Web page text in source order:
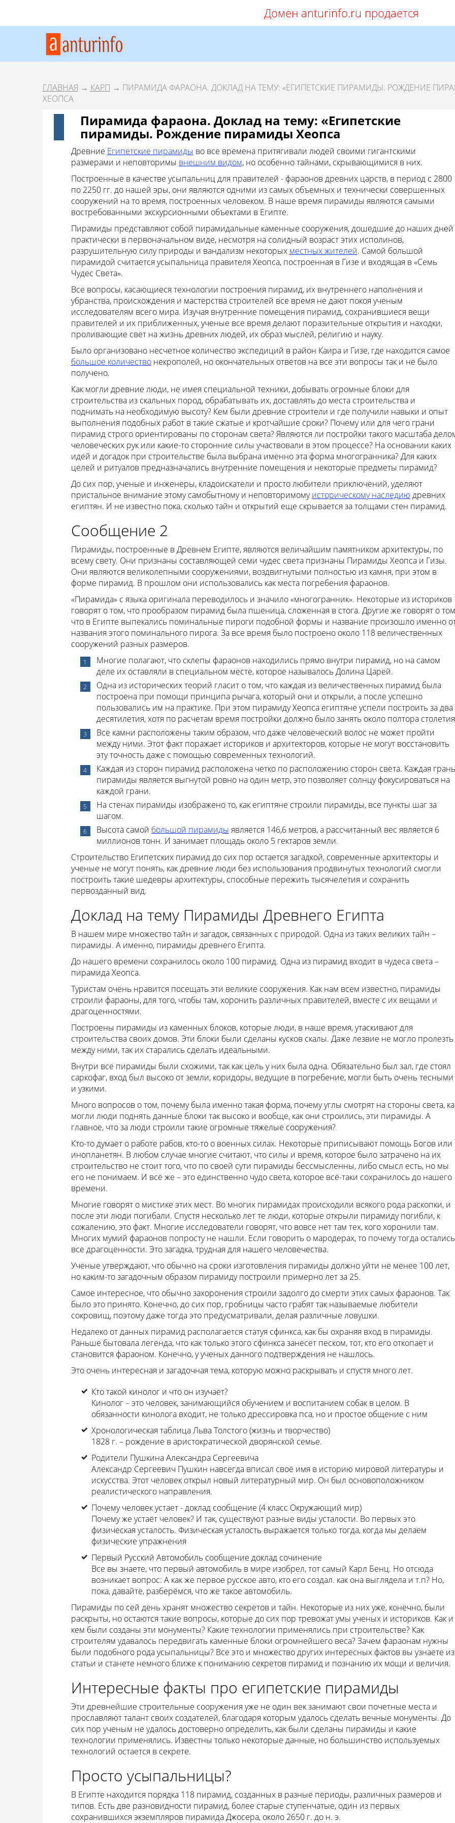
Домен anturinfo.ru продается
ГЛАВНАЯ → КАРП → ПИРАМИДА ФАРАОНА. ДОКЛАД НА ТЕМУ: «ЕГИПЕТСКИЕ ПИРАМИДЫ. РОЖДЕНИЕ
ХЕОПСА
Пирамида фараона. Доклад на тему: «Египетские
пирамиды. Рождение пирамиды Хеопса
Древние Египетские пирамиды во все времена притягивали людей своими гигантскими
размерами и неповторимы внешним видом, но особенно тайнами, скрывающимися в них.
Построенные в качестве усыпальниц для правителей - фараонов древних царств, в период с 2800
по 2250 гг. до нашей эры, они являются одними из самых объемных и технически совершенных
сооружений на то время, построенных человеком. В наше время пирамиды являются самыми
востребованными экскурсионными объектами в Египте.
Пирамиды представляют собой пирамидальные каменные сооружения, дошедшие до наших дней
практически в первоначальном виде, несмотря на солидный возраст этих исполинов,
разрушительную силу природы и вандализм некоторых местных жителей. Самой большой
пирамидой считается усыпальница правителя Хеопса, построенная в Гизе и входящая в «Семь
Чудес Света».
Все вопросы, касающиеся технологии построения пирамид, их внутреннего наполнения и
убранства, происхождения и мастерства строителей все время не дают покоя ученым
исследователям всего мира. Изучая внутренние помещения пирамид, сохранившиеся вещи
правителей и их приближенных, ученые все время делают поразительные открытия и находки,
проливающие свет на жизнь древних людей, их образ мыслей, религию и науку.
Было организовано несчетное количество экспедиций в район Каира и Гизе, где находится самое
большое количествонекрополей, но окончательных ответов на все эти вопросы так и не было
получено.
Как могли древние люди, не имея специальной техники, добывать огромные блоки для
строительства из скальных пород, обрабатывать их, доставлять до места строительства и
поднимать на необходимую высоту? Кем были древние строители и где получили навыки и опыт
выполнения подобных работ в такие сжатые и кротчайшие сроки? Почему или для чего грани
пирамид строго ориентированы по сторонам света? Являются ли постройки такого масштаба
человеческих рук или какие-то сторонние силы участвовали в этом процессе? На основании каких
идей и догадок при строительстве была выбрана именно эта форма многогранника? Для каких
целей и ритуалов предназначались внутренние помещения и некоторые предметы пирамид?
До сих пор, ученые и инженеры, кладоискатели и просто любители приключений, уделяют
пристальное внимание этому самобытному и неповторимомуисторическому наследию древних
египтян. И не известно пока, сколько тайн и открытий еще скрывается за толщами стен пирамид.
Сообщение 2
Пирамиды, построенные в Древнем Египте, являются величайшим памятником архитектуры, по
всему свету. Они признаны составляющей семи чудес света признаны Пирамиды Хеопса и Гизы.
Они являются великолепными сооружениями, воздвигнутыми полностью из камня, при этом в
форме пирамид. В прошлом они использовались как места погребения фараонов.
«Пирамида» с языка оригинала переводилось и значило «многогранник». Некоторые из историков
говорят о том, что прообразом пирамид была пшеница, сложенная в стога. Другие же говорят о
что в Египте выпекались поминальные пироги подобной формы и название произошло именно
названия этого поминального пирога. За все время было построено около 118 величественных
сооружений разных размеров.
Многие полагают, что склепы фараонов находились прямо внутри пирамид, но на самом
деле их оставляли в специальном месте, которое называлось Долина Царей.
Одна из исторических теорий гласит о том, что каждая из величественных пирамид была
построена при помощи принципа рычага, который они и открыли, а после успешно
пользовались им на практике. При этом пирамиду Хеопса египтяне успели построить за два
десятилетия, хотя по расчетам время постройки должно было занять около полтора
Все камни расположены таким образом, что даже человеческий волос не может пройти
между ними. Этот факт поражает историков и архитекторов, которые не могут восстановить
эту точность даже с помощью современных технологий.
Каждая из сторон пирамид расположена четко по расположению сторон света. Каждая грань
пирамиды является выгнутой ровно на один метр, это позволяет солнцу фокусироваться на
каждой грани.
На стенах пирамиды изображено то, как египтяне строили пирамиды, все пункты шаг за
шагом.
Высота самой большой пирамиды является 146,6 метров, а рассчитанный вес является 6
миллионов тонн. И занимает площадь около 5 гектаров земли.
Строительство Египетских пирамид до сих пор остается загадкой, современные архитекторы и
ученые не могут понять, как древние люди без использования продвинутых технологий смогли
построить такие шедевры архитектуры, способные пережить тысячелетия и сохранить
первозданный вид.
Доклад на тему Пирамиды Древнего Египта
В нашем мире множество тайн и загадок, связанных с природой. Одна из таких великих тайн –
пирамиды. А именно, пирамиды древнего Египта.
До нашего времени сохранилось около 100 пирамид. Одна из пирамид входит в чудеса света –
пирамида Хеопса.
Туристам очень нравится посещать эти великие сооружения. Как нам всем известно, пирамиды
строили фараоны, для того, чтобы там, хоронить различных правителей, вместе с их вещами и
драгоценностями.
Построены пирамиды из каменных блоков, которые люди, в наше время, утаскивают для
строительства своих домов. Эти блоки были сделаны кусков скалы. Даже лезвие не могло пролезть
между ними, так их старались сделать идеальными.
Внутри все пирамиды были схожими, так как цель у них была одна. Обязательно был зал, где стоял
саркофаг, вход был высоко от земли, коридоры, ведущие в погребение, могли быть очень тесными
и узкими.
Много вопросов о том, почему была именно такая форма, почему углы смотрят на стороны света,
могли люди поднять данные блоки так высоко и вообще, как они строились, эти пирамиды. А
главное, что за люди строили такие огромные тяжелые сооружения?
Кто-то думает о работе рабов, кто-то о военных силах. Некоторые приписывают помощь Богов или
инопланетян. В любом случае многие считают, что силы и время, которое было затрачено на их
строительство не стоит того, что по своей сути пирамиды бессмысленны, либо смысл есть, но мы
его не понимаем. И всё же – это единственно чудо света, которое всё-таки сохранилось до нашего
времени.
Многие говорят о мистике этих мест. Во многих пирамидах происходили всякого рода раскопки, и
после эти люди погибали. Спустя несколько лет те люди, которые открыли пирамиду погибли, к
сожалению, это факт. Многие исследователи говорят, что вовсе нет там тех, кого хоронили там.
Многих мумий фараонов попросту не нашли. Если говорить о мародерах, то почему тогда остались
все драгоценности. Это загадка, трудная для нашего человечества.
Ученые утверждают, что обычно на сроки изготовления пирамиды должно уйти не менее 100 лет,
но каким-то загадочным образом пирамиду построили примерно лет за 25.
Самое интересное, что обычно захоронения строили задолго до смерти этих самых фараонов. Так
было это принято. Конечно, до сих пор, гробницы часто грабят так называемые любители
сокровищ, поэтому даже тогда это предусматривали, делая различные ловушки.
Недалеко от данных пирамид располагается статуя сфинкса, как бы охраняя вход в пирамиды.
Раньше бытовала легенда, что как только этого сфинкса занесет песком, тот, кто его откопает и
становится фараоном. Конечно, у ученых данного подтверждения не нашлось.
Это очень интересная и загадочная тема, которую можно раскрывать и спустя много лет.
Кто такой кинолог и что он изучает?
Кинолог – это человек, занимающийся обучением и воспитанием собак в целом. В
обязанности кинолога входит, не только дрессировка пса, но и простое общение с ним
Хронологическая таблица Льва Толстого (жизнь и творчество)
1828 г. – рождение в аристократической дворянской семье.
Родители Пушкина Александра Сергеевича
Александр Сергеевич Пушкин навсегда вписал своё имя в историю мировой литературы и
искусства. Этот человек открыл новый литературный мир. Он был основоположником
реалистического направления.
Почему человек устает - доклад сообщение (4 класс Окружающий мир)
Почему же устаёт человек? И так, существуют разные виды усталости. Во первых это
физическая усталость. Физическая усталость выражается только тогда, когда мы делаем
физические упражнения
Первый Русский Автомобиль сообщение доклад сочинение
Все вы знаете, что первый автомобиль в мире изобрел, тот самый Карл Бенц. Но отсюда
возникает вопрос: А как же первое русское авто, кто его создал. как она выглядела и т.п? Но,
пока, давайте, разберёмся, что же такое автомобиль.
Пирамиды по сей день хранят множество секретов и тайн. Некоторые из них уже, конечно, были
раскрыты, но остаются такие вопросы, которые до сих пор тревожат умы ученых и историков. Как и
кем были созданы эти монументы? Какие технологии применялись при строительстве? Как
строителям удавалось передвигать каменные блоки огромнейшего веса? Зачем фараонам нужны
были подобного рода усыпальницы? Все это и множество других интересных фактов вы узнаете из
статьи и станете немного ближе к пониманию секретов пирамид и познанию их мощи и величия.
Интересные факты про египетские пирамиды
Эти древнейшие строительные сооружения уже не один век занимают свои почетные места и
прославляют талант своих создателей, благодаря которым удалось сделать вечные монументы. До
сих пор ученым не удалось достоверно определить, как были сделаны пирамиды и какие
технологии применялись. Известны только некоторые данные, но большинство используемых
технологий остается в секрете.
Просто усыпальницы?
В Египте находится порядка 118 пирамид, созданных в разные периоды, различных размеров и
типов. Есть две разновидности пирамид, более старые ступенчатые, один из первых
сохранившихся экземпляров пирамида Джосера, около 2650 г. до н. э.